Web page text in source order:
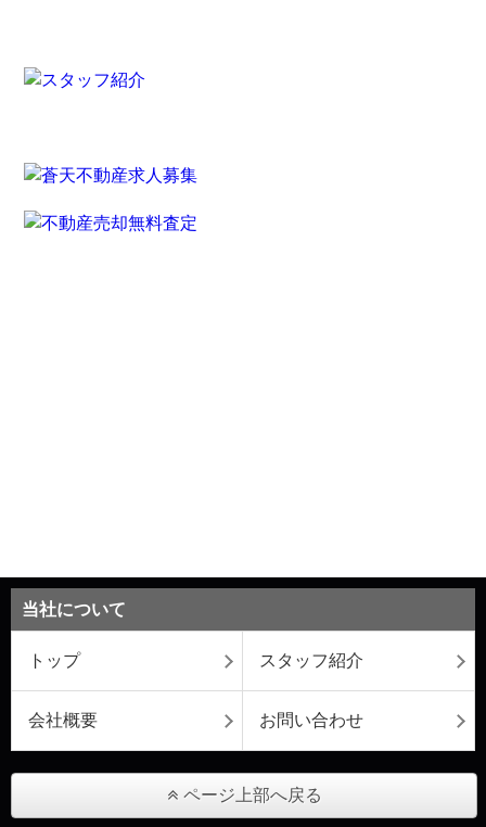
当社について
トップ スタッフ紹介
会社概要 お問い合わせ
ページ上部へ戻る